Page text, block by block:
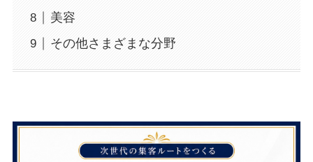
美容
その他さまざまな分野